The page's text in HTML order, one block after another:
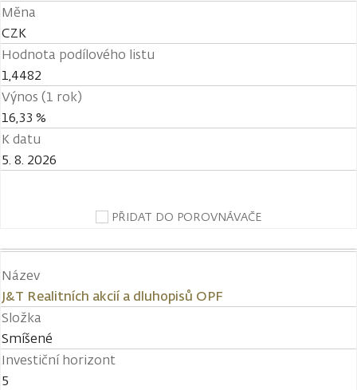
Měna
CZK
Hodnota podílového listu
1,4482
Výnos (1 rok)
16,33 %
K datu
5. 8. 2026
PŘIDAT DO POROVNÁVAČE
Název
J&T Realitních akcií a dluhopisů OPF
Složka
Smíšené
Investiční horizont
5